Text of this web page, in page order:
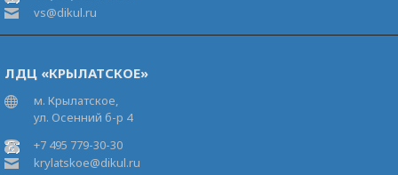
vs@dikul.ru
ЛДЦ «КРЫЛАТСКОЕ»
м. Крылатское,
ул. Осенний б-р 4
+7 495 779-30-30
krylatskoe@dikul.ru